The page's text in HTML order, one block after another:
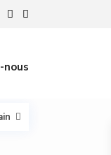
nous